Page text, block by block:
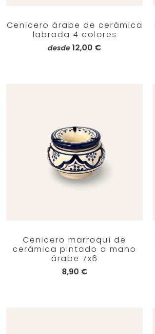
Cenicero árabe de cerámica
labrada 4 colores
desde 12,00 €
Cenicero marroquí de
cerámica pintado a mano
árabe 7x6
8,90 €